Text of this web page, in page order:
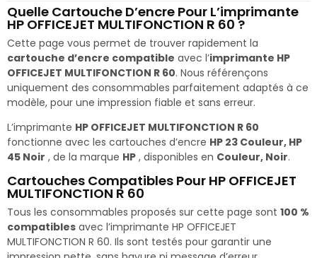
Quelle Cartouche D’encre Pour L’imprimante
HP OFFICEJET MULTIFONCTION R 60 ?
Cette page vous permet de trouver rapidement la
cartouche d’encre compatible avec l’imprimante HP
OFFICEJET MULTIFONCTION R 60. Nous référençons
uniquement des consommables parfaitement adaptés à ce
modèle, pour une impression fiable et sans erreur.
L’imprimante HP OFFICEJET MULTIFONCTION R 60
fonctionne avec les cartouches d’encre HP 23 Couleur, HP
45 Noir , de la marque HP , disponibles en Couleur, Noir.
Cartouches Compatibles Pour HP OFFICEJET
MULTIFONCTION R 60
Tous les consommables proposés sur cette page sont 100 %
compatibles avec l’imprimante HP OFFICEJET
MULTIFONCTION R 60. Ils sont testés pour garantir une